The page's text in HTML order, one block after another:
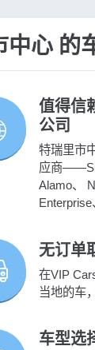
心 的
值得信
公司
特瑞里市
应商
Alamo、
无订单
在VIP
当地的车
车型选